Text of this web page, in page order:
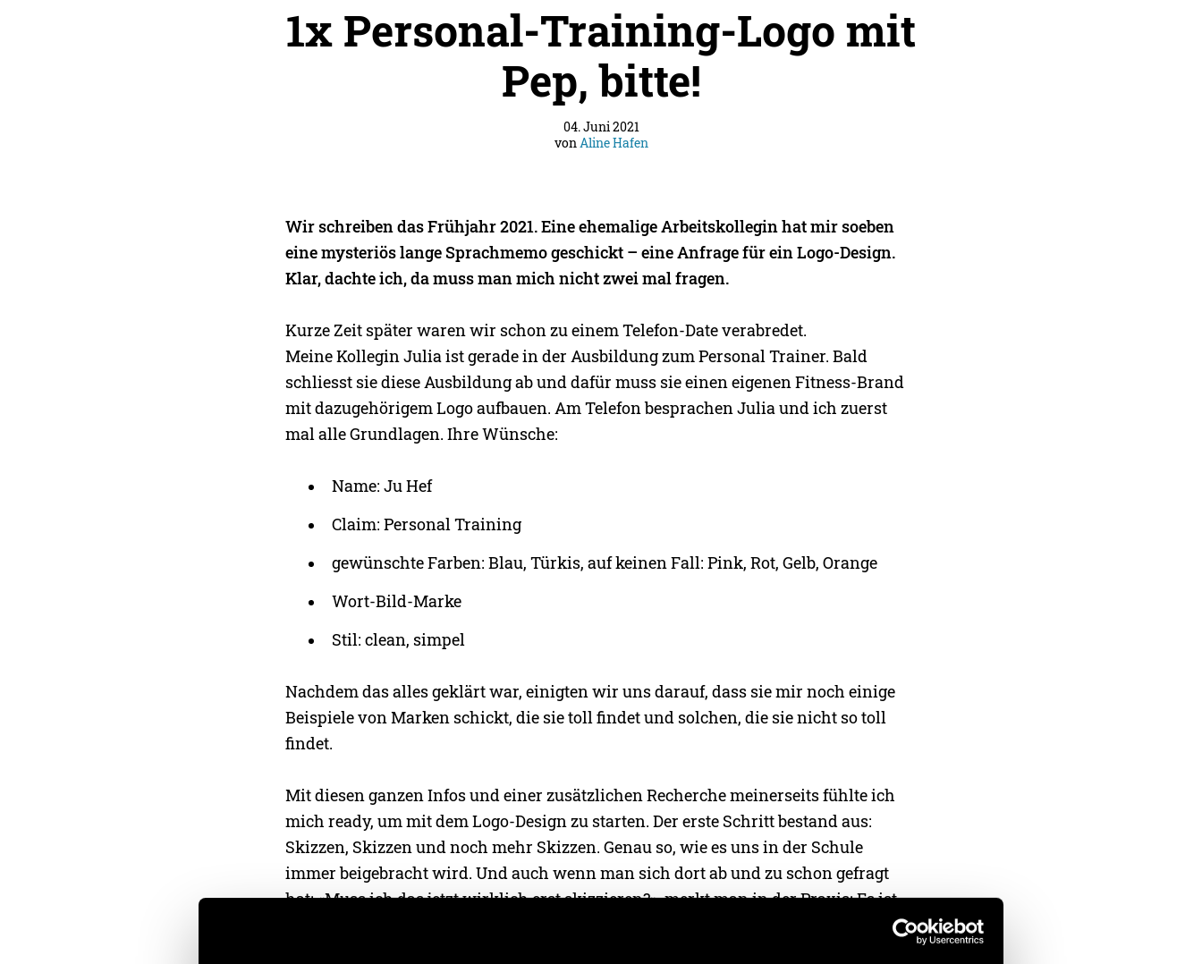
1x Personal-Training-Logo mit
Pep, bitte!
04. Juni 2021
vonAline Hafen
Wir schreiben das Frühjahr 2021. Eine ehemalige Arbeitskollegin hat mir soeben
eine mysteriös lange Sprachmemo geschickt – eine Anfrage für ein Logo-Design.
Klar, dachte ich, da muss man mich nicht zwei mal fragen.
Kurze Zeit später waren wir schon zu einem Telefon-Date verabredet.
Meine Kollegin Julia ist gerade in der Ausbildung zum Personal Trainer. Bald
schliesst sie diese Ausbildung ab und dafür muss sie einen eigenen Fitness-Brand
mit dazugehörigem Logo aufbauen. Am Telefon besprachen Julia und ich zuerst
mal alle Grundlagen. Ihre Wünsche:
Name: Ju Hef
Claim: Personal Training
gewünschte Farben: Blau, Türkis, auf keinen Fall: Pink, Rot, Gelb, Orange
Wort-Bild-Marke
Stil: clean, simpel
Nachdem das alles geklärt war, einigten wir uns darauf, dass sie mir noch einige
Beispiele von Marken schickt, die sie toll findet und solchen, die sie nicht so toll
findet.
Mit diesen ganzen Infos und einer zusätzlichen Recherche meinerseits fühlte ich
mich ready, um mit dem Logo-Design zu starten. Der erste Schritt bestand aus:
Skizzen, Skizzen und noch mehr Skizzen. Genau so, wie es uns in der Schule
immer beigebracht wird. Und auch wenn man sich dort ab und zu schon gefragt
hat: «Muss ich das jetzt wirklich erst skizzieren?», merkt man in der Praxis: Es ist
gut für die Kreativität, nicht an die Formen der Buchstaben gebunden zu sein, die